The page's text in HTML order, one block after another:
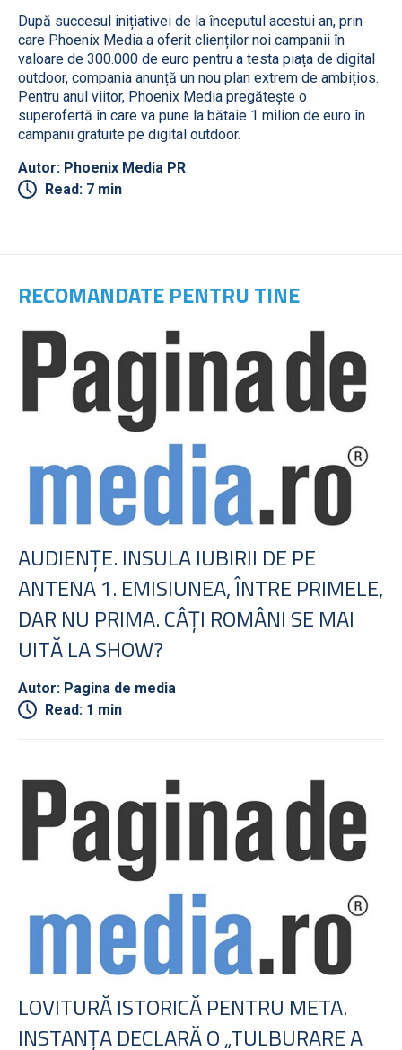
După succesul inițiativei de la începutul acestui an, prin
care Phoenix Media a oferit clienților noi campanii în
valoare de 300.000 de euro pentru a testa piața de digital
outdoor, compania anunță un nou plan extrem de ambițios.
Pentru anul viitor, Phoenix Media pregătește o
superofertă în care va pune la bătaie 1 milion de euro în
campanii gratuite pe digital outdoor.
Autor: Phoenix Media PR
Read: 7 min
RECOMANDATE PENTRU TINE
AUDIENŢE. INSULA IUBIRII DE PE
ANTENA 1. EMISIUNEA, ÎNTRE PRIMELE,
DAR NU PRIMA. CÂŢI ROMÂNI SE MAI
UITĂ LA SHOW?
Autor: Pagina de media
Read: 1 min
LOVITURĂ ISTORICĂ PENTRU META.
INSTANŢA DECLARĂ O „TULBURARE A